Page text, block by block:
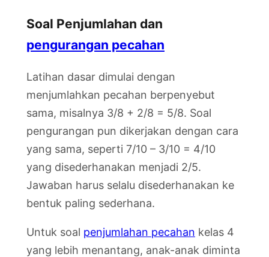
Soal Penjumlahan dan
pengurangan pecahan
Latihan dasar dimulai dengan
menjumlahkan pecahan berpenyebut
sama, misalnya 3/8 + 2/8 = 5/8. Soal
pengurangan pun dikerjakan dengan cara
yang sama, seperti 7/10 – 3/10 = 4/10
yang disederhanakan menjadi 2/5.
Jawaban harus selalu disederhanakan ke
bentuk paling sederhana.
Untuk soal penjumlahan pecahan kelas 4
yang lebih menantang, anak-anak diminta